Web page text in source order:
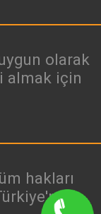
olarak
almak için
hakları